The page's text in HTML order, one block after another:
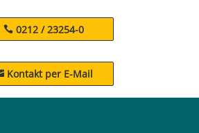
0212 / 23254-0
Kontakt per E-Mail